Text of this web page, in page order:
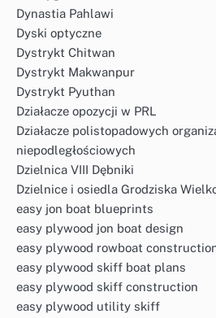
Dynastia Pahlawi
Dyski optyczne
Dystrykt Chitwan
Dystrykt Makwanpur
Dystrykt Pyuthan
Działacze opozycji w PRL
Działacze polistopadowych
niepodległościowych
Dzielnica VIII Dębniki
Dzielnice i osiedla Grodziska
easy jon boat blueprints
easy plywood jon boat design
easy plywood rowboat
easy plywood skiff boat plans
easy plywood skiff construction
easy plywood utility skiff